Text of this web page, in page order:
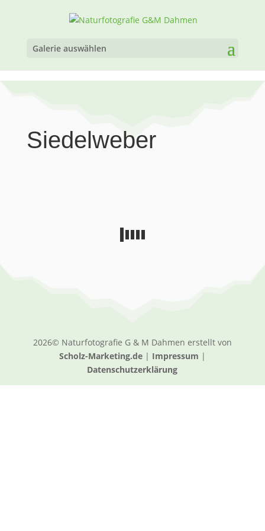
Galerie auswählen
Siedelweber
2026© Naturfotografie G & M Dahmen erstellt von
Scholz-Marketing.de| Impressum |
Datenschutzerklärung